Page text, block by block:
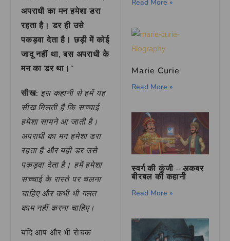
अपराधी का मन हमेशा डरा
रहता है। डर ही उसे
पकड़वा देता है। छड़ी में कोई
जादू नहीं था, बस अपराधी के
मन का डर था। “
सीख: इस कहानी से हमें यह
सीख मिलती है कि सच्चाई
हमेशा सामने आ जाती है।
अपराधी का मन हमेशा डरा
रहता है और यही डर उसे
पकड़वा देता है। हमें हमेशा
सच्चाई के रास्ते पर चलना
चाहिए और कभी भी गलत
काम नहीं करना चाहिए।
यदि आप और भी रोचक
Read More »
Marie Curie
Read More »
स्वर्ग की कुंजी – अकबर
बीरबल की कहानी
Read More »